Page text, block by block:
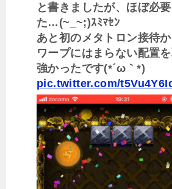
と書きましたが、ほぼ必
た…(~_~;)ｽﾐﾏｾﾝ
あと初のメタトロン接待
ワープにはまらない配置
強かったです(*´ω｀*)
pic.twitter.com/